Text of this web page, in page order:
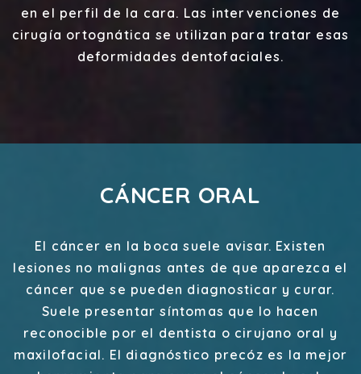
en el perfil de la cara. Las intervenciones de
cirugía ortognática se utilizan para tratar esas
deformidades dentofaciales.
CÁNCER ORAL
El cáncer en la boca suele avisar. Existen
lesiones no malignas antes de que aparezca el
cáncer que se pueden diagnosticar y curar.
Suele presentar síntomas que lo hacen
reconocible por el dentista o cirujano oral y
maxilofacial. El diagnóstico precóz es la mejor